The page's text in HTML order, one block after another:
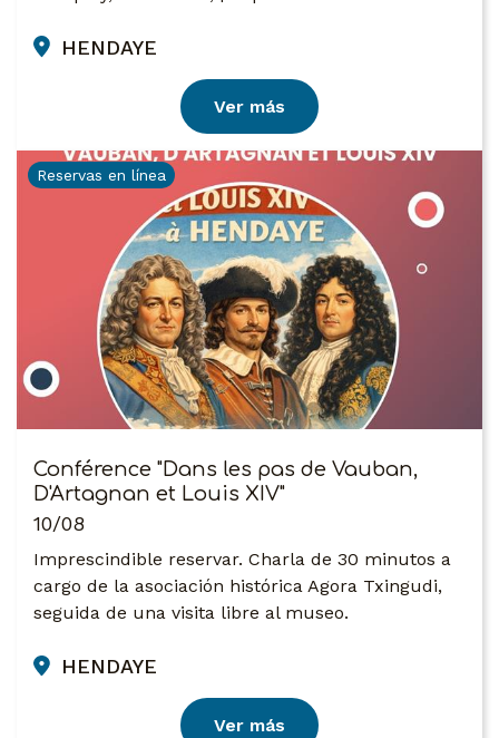
HENDAYE
Ver más
Reservas en línea
Conférence "Dans les pas de Vauban,
D'Artagnan et Louis XIV"
10/08
Imprescindible reservar. Charla de 30 minutos a
cargo de la asociación histórica Agora Txingudi,
seguida de una visita libre al museo.
HENDAYE
Ver más